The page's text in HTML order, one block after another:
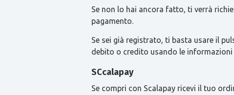
Se non lo hai ancora fatto, ti verrà
pagamento.
Se sei già registrato, ti basta usare il
debito o credito usando le
SCcalapay
Se compri con Scalapay ricevi il tuo